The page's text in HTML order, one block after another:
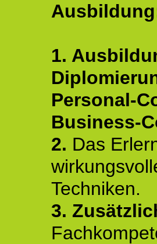
1.
Personal-
Business-
2. Das
Techniken.
3.